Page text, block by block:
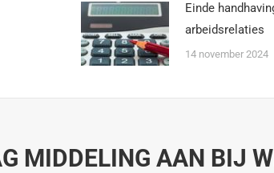
Einde
arbeidsrelaties
14 november 2024
MIDDELING AAN BIJ